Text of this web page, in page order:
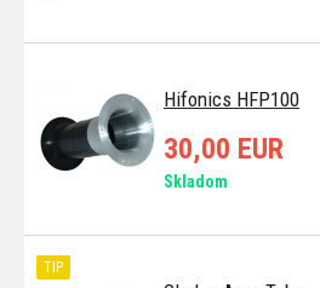
Hifonics HFP100
30,00 EUR
Skladom
TIP